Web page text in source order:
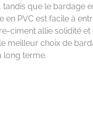
que le bardage
PVC est facile à
ciment allie solidité et
meilleur choix de
long terme.